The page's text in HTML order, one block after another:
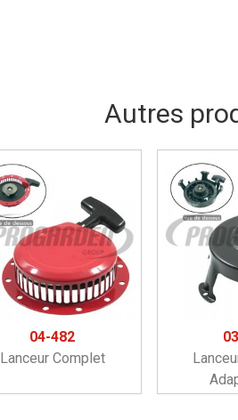
Autres
04-482
Lanceur Complet